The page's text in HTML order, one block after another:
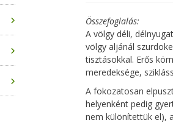
Összefoglalás
A völgy déli,
völgy aljánál
tisztásokkal. Erős
meredeksége,
A fokozatosan
helyenként pedig
nem különítettük el),